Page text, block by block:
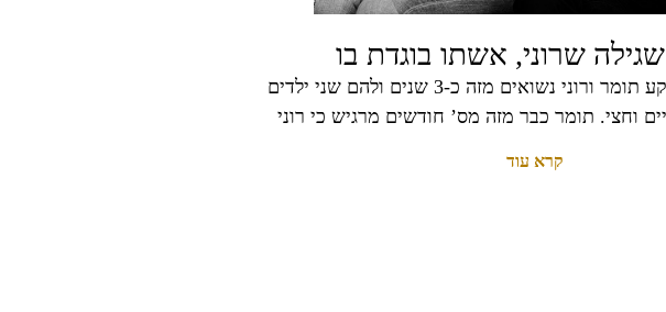
שרוני, אשתו בוגדת בו
הליך גירושין – הרקע תומר ורוני נשואים מזה כ-3 שנים ולהם שני ילדים
וחצי. תומר כבר מזה מס’ חודשים מרגיש כי רוני
קרא עוד